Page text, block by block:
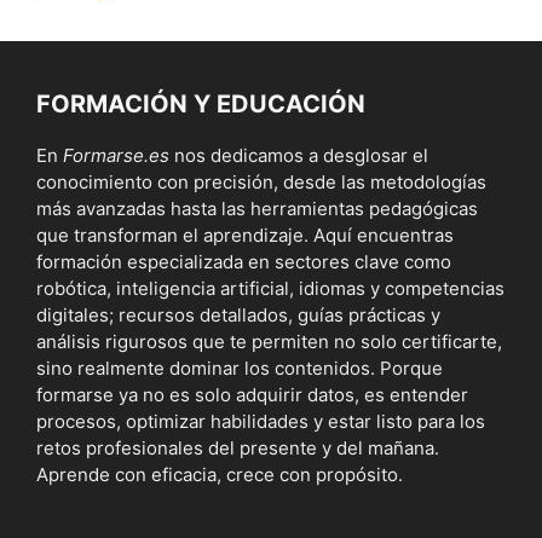
FORMACIÓN Y EDUCACIÓN
En Formarse.es nos dedicamos a desglosar el
conocimiento con precisión, desde las metodologías
más avanzadas hasta las herramientas pedagógicas
que transforman el aprendizaje. Aquí encuentras
formación especializada en sectores clave como
robótica, inteligencia artificial, idiomas y competencias
digitales; recursos detallados, guías prácticas y
análisis rigurosos que te permiten no solo certificarte,
sino realmente dominar los contenidos. Porque
formarse ya no es solo adquirir datos, es entender
procesos, optimizar habilidades y estar listo para los
retos profesionales del presente y del mañana.
Aprende con eficacia, crece con propósito.